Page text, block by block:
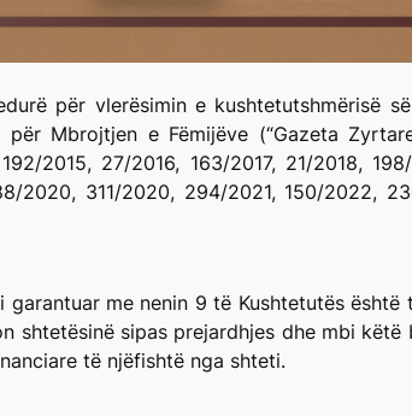
për vlerësimin e kushtetutshmërisë
Mbrojtjen e Fëmijëve (“Gazeta
2015, 27/2016, 163/2017, 21/2018,
2020, 311/2020, 294/2021, 150/2022,
me nenin 9 të Kushtetutës
shtetësinë sipas prejardhjes dhe mbi
të njëfishtë nga shteti.